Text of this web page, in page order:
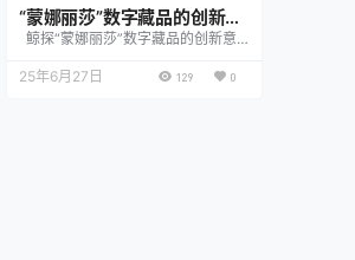
“蒙娜丽莎”数字藏品的创新意
义与文化价值
鲸探“蒙娜丽莎”数字藏品的创新意
利国家广播电视台合作发行的《蒙娜
25年6月27日 129 0